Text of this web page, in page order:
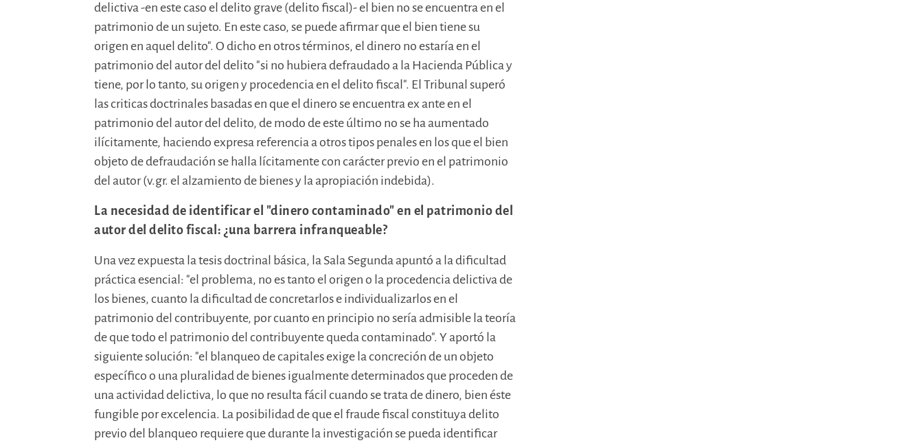
delictiva -en este caso el delito grave (delito fiscal)- el bien no se encuentra en el
patrimonio de un sujeto. En este caso, se puede afirmar que el bien tiene su
origen en aquel delito". O dicho en otros términos, el dinero no estaría en el
patrimonio del autor del delito "si no hubiera defraudado a la Hacienda Pública y
tiene, por lo tanto, su origen y procedencia en el delito fiscal". El Tribunal superó
las criticas doctrinales basadas en que el dinero se encuentra ex ante en el
patrimonio del autor del delito, de modo de este último no se ha aumentado
ilícitamente, haciendo expresa referencia a otros tipos penales en los que el bien
objeto de defraudación se halla lícitamente con carácter previo en el patrimonio
del autor (v.gr. el alzamiento de bienes y la apropiación indebida).
La necesidad de identificar el "dinero contaminado" en el patrimonio del
autor del delito fiscal: ¿una barrera infranqueable?
Una vez expuesta la tesis doctrinal básica, la Sala Segunda apuntó a la dificultad
práctica esencial: "el problema, no es tanto el origen o la procedencia delictiva de
los bienes, cuanto la dificultad de concretarlos e individualizarlos en el
patrimonio del contribuyente, por cuanto en principio no sería admisible la teoría
de que todo el patrimonio del contribuyente queda contaminado". Y aportó la
siguiente solución: "el blanqueo de capitales exige la concreción de un objeto
específico o una pluralidad de bienes igualmente determinados que proceden de
una actividad delictiva, lo que no resulta fácil cuando se trata de dinero, bien éste
fungible por excelencia. La posibilidad de que el fraude fiscal constituya delito
previo del blanqueo requiere que durante la investigación se pueda identificar